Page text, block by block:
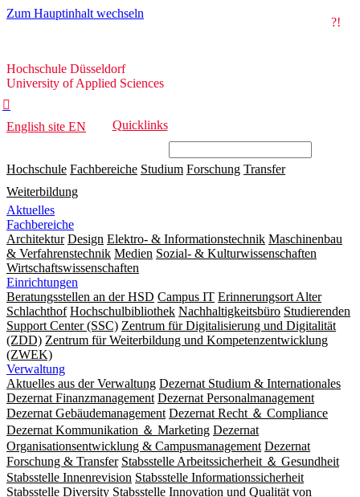
Zum Hauptinhalt wechseln
?!
Hochschule
Düsseldorf
Hochschule Düsseldorf
University of Applied Sciences

English site EN Quicklinks
Hochschule Fachbereiche Studium Forschung Transfer
Weiterbildung
Aktuelles
Fachbereiche
Architektur Design Elektro- & Informationstechnik Maschinenbau
& Verfahrenstechnik Medien Sozial- & Kulturwissenschaften
Wirtschaftswissenschaften
Einrichtungen
Beratungsstellen an der HSD Campus IT Erinnerungsort Alter
Schlachthof Hochschulbibliothek Nachhaltigkeitsbüro Studierenden
Support Center (SSC) Zentrum für Digitalisierung und Digitalität
(ZDD) Zentrum für Weiterbildung und Kompetenzentwicklung
(ZWEK)
Verwaltung
Aktuelles aus der Verwaltung Dezernat Studium & Internationales
Dezernat Finanzmanagement Dezernat Personalmanagement
Dezernat Gebäudemanagement Dezernat Recht ＆ Compliance
Dezernat Kommunikation ＆ Marketing Dezernat
Organisationsentwicklung & Campusmanagement Dezernat
Forschung & Transfer Stabsstelle Arbeitssicherheit ＆ Gesundheit
Stabsstelle Innenrevision Stabsstelle In­for­ma­ti­ons­sicher­heit
Stabsstelle Diversity Stabsstelle Innovation und Qualität von